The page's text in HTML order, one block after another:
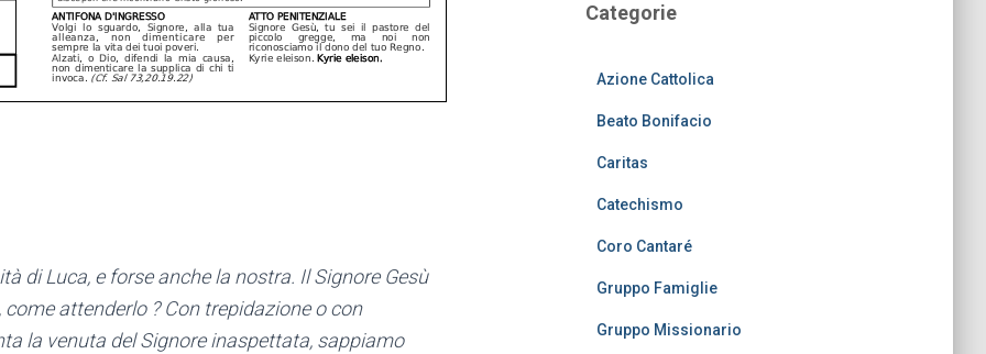
di Luca, e forse anche la nostra. Il Signore Gesù
attenderlo ? Con trepidazione o con
la venuta del Signore inaspettata, sappiamo
Categorie
Azione Cattolica
Beato Bonifacio
Caritas
Catechismo
Coro Cantaré
Gruppo Famiglie
Gruppo Missionario